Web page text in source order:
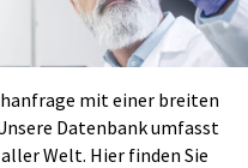
mit einer breiten
Datenbank umfasst
Welt. Hier finden Sie